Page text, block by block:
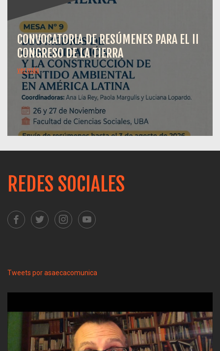
CONVOCATORIA DE RESÚMENES PARA EL II
CONGRESO DE LA TIERRA
ver más
REDES SOCIALES
Tweets por asaecacomunica